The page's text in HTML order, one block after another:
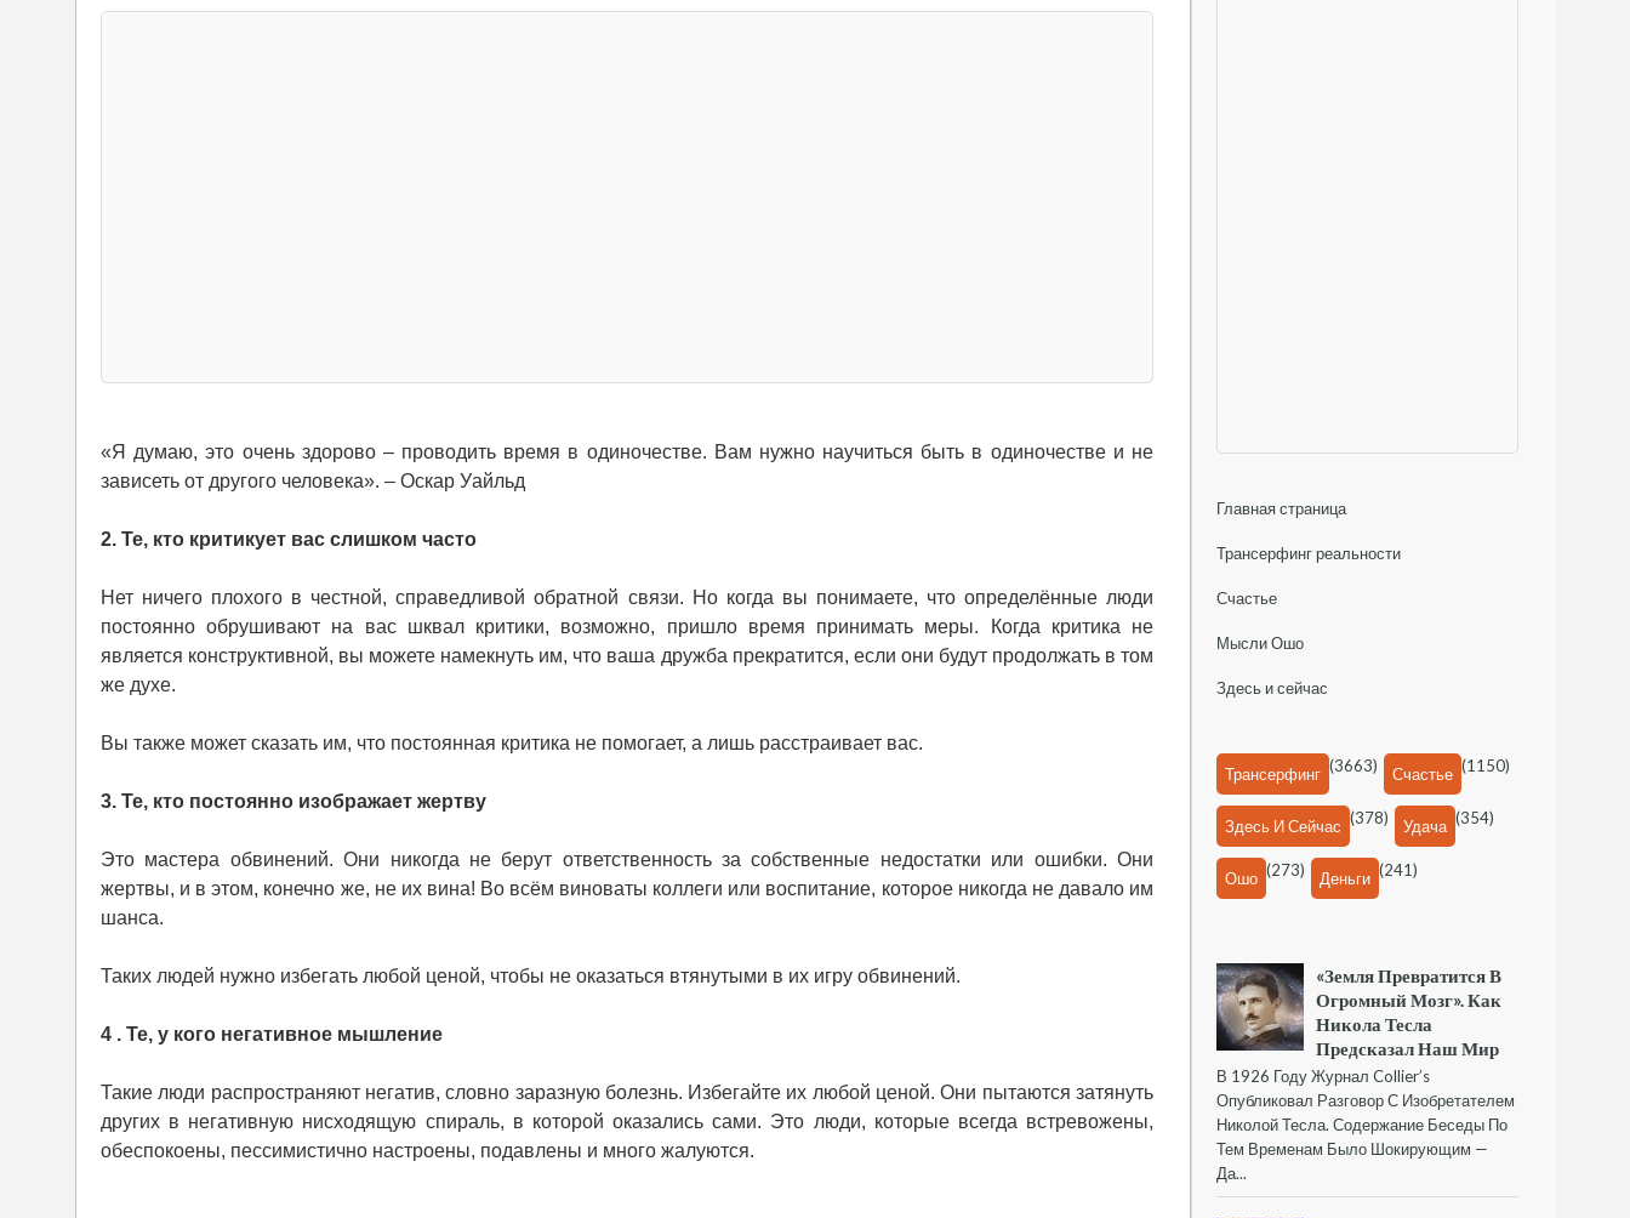
«Я думаю, это очень здорово – проводить время в одиночестве. Вам нужно научиться быть в одиночестве и не
зависеть от другого человека». – Оскар Уайльд
2. Те, кто критикует вас слишком часто
Нет ничего плохого в честной, справедливой обратной связи. Но когда вы понимаете, что определённые люди
постоянно обрушивают на вас шквал критики, возможно, пришло время принимать меры. Когда критика не
является конструктивной, вы можете намекнуть им, что ваша дружба прекратится, если они будут продолжать в том
же духе.
Вы также может сказать им, что постоянная критика не помогает, а лишь расстраивает вас.
3. Те, кто постоянно изображает жертву
Это мастера обвинений. Они никогда не берут ответственность за собственные недостатки или ошибки. Они
жертвы, и в этом, конечно же, не их вина! Во всём виноваты коллеги или воспитание, которое никогда не давало им
шанса.
Таких людей нужно избегать любой ценой, чтобы не оказаться втянутыми в их игру обвинений.
4 . Те, у кого негативное мышление
Такие люди распространяют негатив, словно заразную болезнь. Избегайте их любой ценой. Они пытаются затянуть
других в негативную нисходящую спираль, в которой оказались сами. Это люди, которые всегда встревожены,
обеспокоены, пессимистично настроены, подавлены и много жалуются.
Главная страница
Трансерфинг реальности
Счастье
Мысли Ошо
Здесь и сейчас
Трансерфинг (3663) Счастье (1150)
Здесь И Сейчас (378) Удача (354)
Ошо (273) Деньги (241)
«Земля Превратится В
Огромный Мозг». Как
Никола Тесла
Предсказал Наш Мир
В 1926 Году Журнал Collier’s
Опубликовал Разговор С Изобретателем
Николой Тесла. Содержание Беседы По
Тем Временам Было Шокирующим —
Да...